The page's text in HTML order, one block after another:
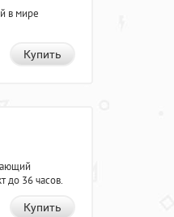
в мире
Купить
до 36 часов.
Купить